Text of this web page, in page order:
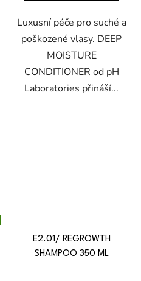
Luxusní péče pro suché a
poškozené vlasy. DEEP
MOISTURE
CONDITIONER od pH
Laboratories přináší...
E2.01/ REGROWTH
SHAMPOO 350 ML